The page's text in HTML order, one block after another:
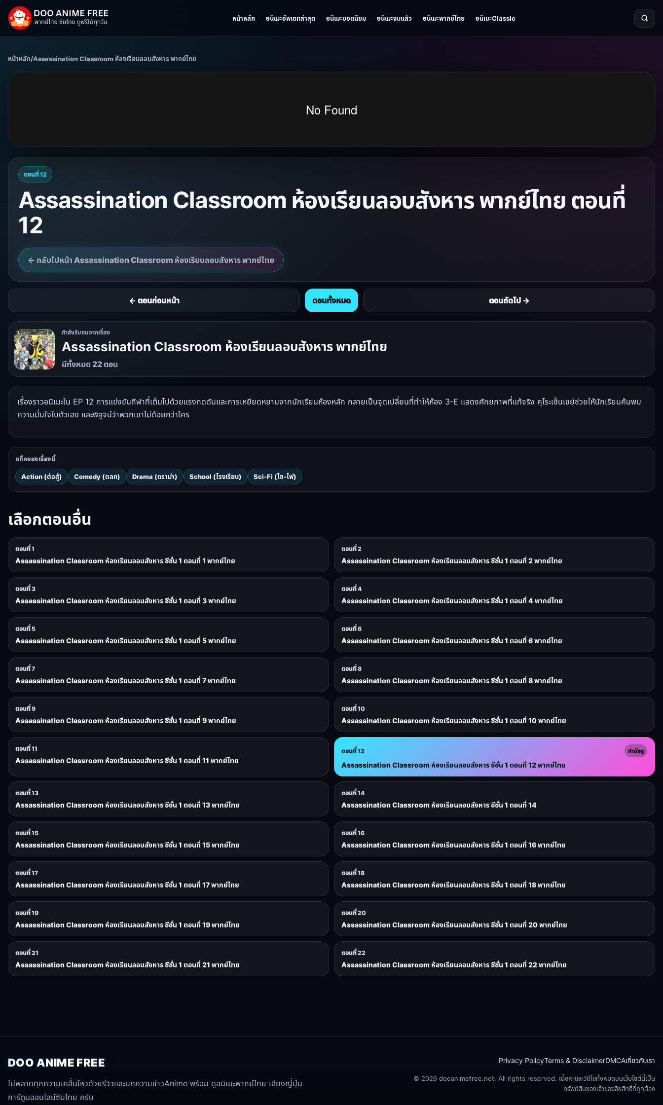
หน้าหลัก อนิเมะอัพเดทล่าสุด อนิเมะยอดนิยม อนิเมะจบแล้ว อนิเมะพากย์ไทย อนิเมะClassic
หน้าหลัก/Assassination Classroom ห้องเรียนลอบสังหาร พากย์ไทย
ตอนที่ 12
Assassination Classroom ห้องเรียนลอบสังหาร พากย์ไทย ตอนที่
12
← กลับไปหน้า Assassination Classroom ห้องเรียนลอบสังหาร พากย์ไทย
← ตอนก่อนหน้า ตอนทั้งหมด ตอนถัดไป →
กำลังรับชมจากเรื่อง
Assassination Classroom ห้องเรียนลอบสังหาร พากย์ไทย
มีทั้งหมด 22 ตอน
เรื่องราวอนิเมะใน EP 12 การแข่งขันกีฬาที่เต็มไปด้วยแรงกดดันและการเหยียดหยามจากนักเรียนห้องหลัก กลายเป็นจุดเปลี่ยนที่ทำให้ห้อง 3-E แสดงศักยภาพที่แท้จริง คุโระเซ็นเซย์ช่วยให้นักเรียนค้นพบ
ความมั่นใจในตัวเอง และพิสูจน์ว่าพวกเขาไม่ด้อยกว่าใคร
แท็กของเรื่องนี้
Action (ต่อสู้) Comedy (ตลก) Drama (ดราม่า) School (โรงเรียน) Sci-Fi (ไซ-ไฟ)
เลือกตอนอื่น
ตอนที่ 1
Assassination Classroom ห้องเรียนลอบสังหาร ซีซั่น 1 ตอนที่ 1 พากย์ไทย
ตอนที่ 2
Assassination Classroom ห้องเรียนลอบสังหาร ซีซั่น 1 ตอนที่ 2 พากย์ไทย
ตอนที่ 3
Assassination Classroom ห้องเรียนลอบสังหาร ซีซั่น 1 ตอนที่ 3 พากย์ไทย
ตอนที่ 4
Assassination Classroom ห้องเรียนลอบสังหาร ซีซั่น 1 ตอนที่ 4 พากย์ไทย
ตอนที่ 5
Assassination Classroom ห้องเรียนลอบสังหาร ซีซั่น 1 ตอนที่ 5 พากย์ไทย
ตอนที่ 6
Assassination Classroom ห้องเรียนลอบสังหาร ซีซั่น 1 ตอนที่ 6 พากย์ไทย
ตอนที่ 7
Assassination Classroom ห้องเรียนลอบสังหาร ซีซั่น 1 ตอนที่ 7 พากย์ไทย
ตอนที่ 8
Assassination Classroom ห้องเรียนลอบสังหาร ซีซั่น 1 ตอนที่ 8 พากย์ไทย
ตอนที่ 9
Assassination Classroom ห้องเรียนลอบสังหาร ซีซั่น 1 ตอนที่ 9 พากย์ไทย
ตอนที่ 10
Assassination Classroom ห้องเรียนลอบสังหาร ซีซั่น 1 ตอนที่ 10 พากย์ไทย
ตอนที่ 11
Assassination Classroom ห้องเรียนลอบสังหาร ซีซั่น 1 ตอนที่ 11 พากย์ไทย
ตอนที่ 12 กำลังดู
Assassination Classroom ห้องเรียนลอบสังหาร ซีซั่น 1 ตอนที่ 12 พากย์ไทย
ตอนที่ 13
Assassination Classroom ห้องเรียนลอบสังหาร ซีซั่น 1 ตอนที่ 13 พากย์ไทย
ตอนที่ 14
Assassination Classroom ห้องเรียนลอบสังหาร ซีซั่น 1 ตอนที่ 14
ตอนที่ 15
Assassination Classroom ห้องเรียนลอบสังหาร ซีซั่น 1 ตอนที่ 15 พากย์ไทย
ตอนที่ 16
Assassination Classroom ห้องเรียนลอบสังหาร ซีซั่น 1 ตอนที่ 16 พากย์ไทย
ตอนที่ 17
Assassination Classroom ห้องเรียนลอบสังหาร ซีซั่น 1 ตอนที่ 17 พากย์ไทย
ตอนที่ 18
Assassination Classroom ห้องเรียนลอบสังหาร ซีซั่น 1 ตอนที่ 18 พากย์ไทย
ตอนที่ 19
Assassination Classroom ห้องเรียนลอบสังหาร ซีซั่น 1 ตอนที่ 19 พากย์ไทย
ตอนที่ 20
Assassination Classroom ห้องเรียนลอบสังหาร ซีซั่น 1 ตอนที่ 20 พากย์ไทย
ตอนที่ 21
Assassination Classroom ห้องเรียนลอบสังหาร ซีซั่น 1 ตอนที่ 21 พากย์ไทย
ตอนที่ 22
Assassination Classroom ห้องเรียนลอบสังหาร ซีซั่น 1 ตอนที่ 22 พากย์ไทย
DOO ANIME FREE
ไม่พลาดทุกความเคลื่นไหวด้วยรีวิวและบทความข่าวAnime พร้อม ดูอนิเมะพากย์ไทย เสียงญี่ปุ่น
การ์ตูนออนไลน์ซับไทย ครับ
Privacy PolicyTerms & DisclaimerDMCAเกี่ยวกับเรา
© 2026 dooanimefree.net. All rights reserved. เนื้อหาและวิดีโอทั้งหมดบนเว็บไซต์นี้เป็น
ทรัพย์สินของเจ้าของลิขสิทธิ์ที่ถูกต้อง